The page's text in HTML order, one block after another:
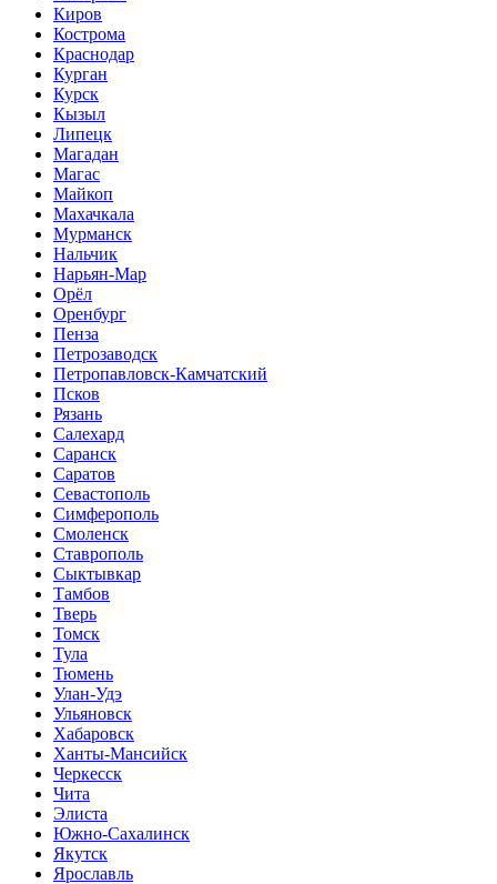
Киров
Кострома
Краснодар
Курган
Курск
Кызыл
Липецк
Магадан
Магас
Майкоп
Махачкала
Мурманск
Нальчик
Нарьян-Мар
Орёл
Оренбург
Пенза
Петрозаводск
Петропавловск-Камчатский
Псков
Рязань
Салехард
Саранск
Саратов
Севастополь
Симферополь
Смоленск
Ставрополь
Сыктывкар
Тамбов
Тверь
Томск
Тула
Тюмень
Улан-Удэ
Ульяновск
Хабаровск
Ханты-Мансийск
Черкесск
Чита
Элиста
Южно-Сахалинск
Якутск
Ярославль